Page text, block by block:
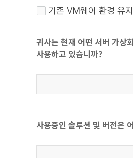
기존 VM웨어 환경 유지
귀사는 현재 어떤 서버 가상
사용하고 있습니까?
사용중인 솔루션 및 버전은